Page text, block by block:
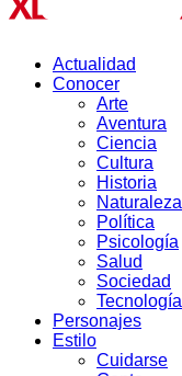
Actualidad
Conocer
Arte
Aventura
Ciencia
Cultura
Historia
Naturaleza
Política
Psicología
Salud
Sociedad
Tecnología
Personajes
Estilo
Cuidarse